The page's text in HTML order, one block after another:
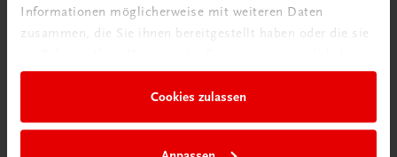
Informationen möglicherweise mit weiteren Daten
zusammen, die Sie ihnen bereitgestellt haben oder die sie
Cookies zulassen
mehr erfahren